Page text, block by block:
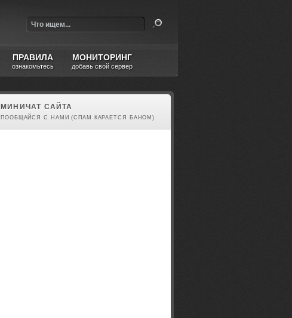
ПРАВИЛА
ознакомьтесь
МОНИТОРИНГ
добавь свой сервер
МИНИЧАТ САЙТА
ПООБЩАЙСЯ С НАМИ (СПАМ КАРАЕТСЯ БАНОМ)